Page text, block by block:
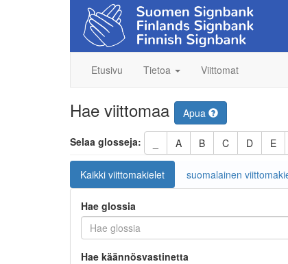
Etusivu Tietoa Viittomat
Hae viittomaa Apua
Selaa glosseja: A B C D E
Kaikki viittomakielet suomalainen
Hae glossia
Hae käännösvastinetta